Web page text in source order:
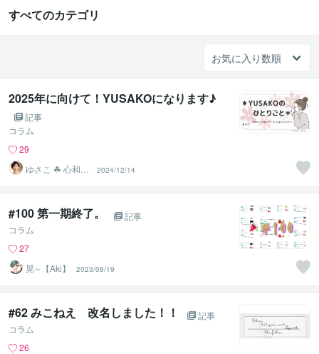
すべてのカテゴリ
2025年に向けて！YUSAKOになります♪
記事
コラム
29
ゆさこ ☘ 心和ら
ぐ拠り所
2024/12/14
#100 第一期終了。
記事
コラム
27
晃∼【Aki】
2023/08/19
#62 みこねえ 改名しました！！
記事
コラム
26